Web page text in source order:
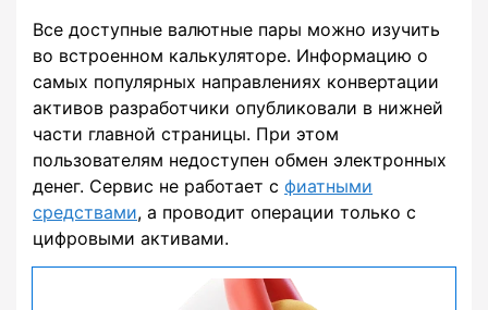
Все доступные валютные пары можно изучить
во встроенном калькуляторе. Информацию о
самых популярных направлениях конвертации
активов разработчики опубликовали в нижней
части главной страницы. При этом
пользователям недоступен обмен электронных
денег. Сервис не работает с фиатными
средствами, а проводит операции только с
цифровыми активами.